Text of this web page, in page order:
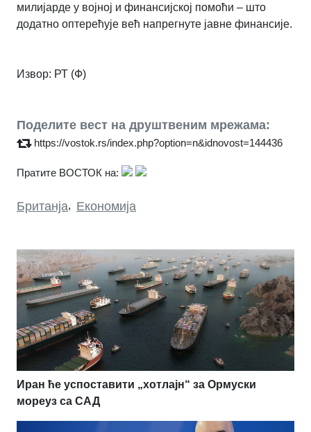
милијарде у војној и финансијској помоћи – што
додатно оптерећује већ напрегнуте јавне финансије.
Извор: РТ (Ф)
Поделите вест на друштвеним мрежама:
https://vostok.rs/index.php?option=n&idnovost=144436
Пратите ВОСТОК на:
Британја, Економија
Иран ће успоставити „хотлајн“ за Ормуски
мореуз са САД